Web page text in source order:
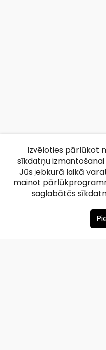
Izvēloties pārlūkot
sīkdatņu
Jūs jebkurā laikā
mainot
saglabātās